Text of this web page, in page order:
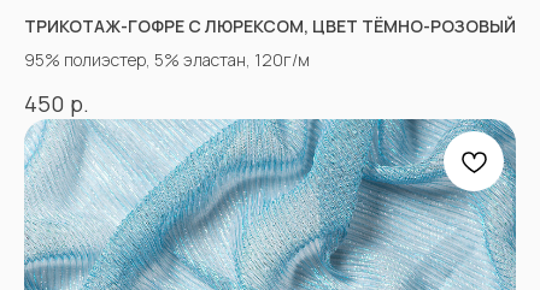
ТРИКОТАЖ-ГОФРЕ С ЛЮРЕКСОМ, ЦВЕТ ТЁМНО-РОЗОВЫЙ
95% полиэстер, 5% эластан, 120г/м
450 р.
«Ткани 3.5.7»
Оптово-розничный
магазин тканей
@ 2026
ИП Вакульчик Мария Олеговна
ОГРН 322265100088534
ИНН 262609965884
КАТАЛОГ
*